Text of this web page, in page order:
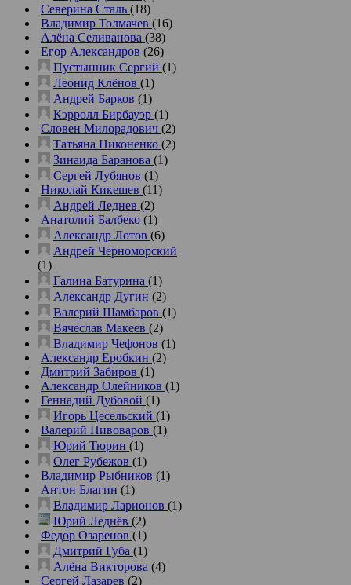
Северина Сталь (18)
Владимир Толмачев (16)
Алёна Селиванова (38)
Егор Александров (26)
Пустынник Сергий (1)
Леонид Клёнов (1)
Андрей Барков (1)
Кэрролл Бирбауэр (1)
Словен Милорадович (2)
Татьяна Никоненко (2)
Зинаида Баранова (1)
Сергей Лубянов (1)
Николай Кикешев (11)
Андрей Леднев (2)
Анатолий Балбеко (1)
Александр Лотов (6)
Андрей Черноморский
(1)
Галина Батурина (1)
Александр Дугин (2)
Валерий Шамбаров (1)
Вячеслав Макеев (2)
Владимир Чефонов (1)
Александр Еробкин (2)
Дмитрий Забиров (1)
Александр Олейников (1)
Геннадий Дубовой (1)
Игорь Цесельский (1)
Валерий Пивоваров (1)
Юрий Тюрин (1)
Олег Рубежов (1)
Владимир Рыбников (1)
Антон Благин (1)
Владимир Ларионов (1)
Юрий Леднёв (2)
Федор Озаренов (1)
Дмитрий Губа (1)
Алёна Викторова (4)
Сергей Лазарев (2)